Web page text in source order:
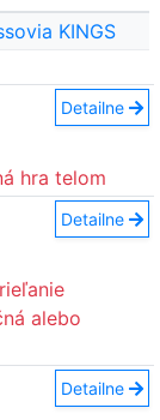
KINGS
Detailne
hra telom
Detailne
alebo
Detailne